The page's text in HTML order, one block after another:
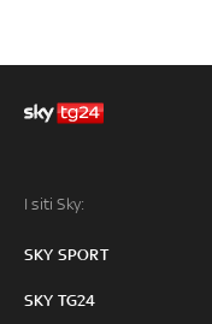
I siti Sky:
SKY SPORT
SKY TG24